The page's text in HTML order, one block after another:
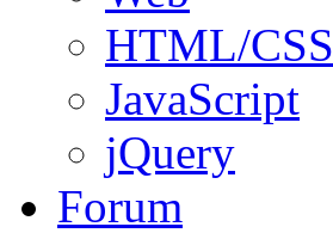
HTML/CSS
JavaScript
jQuery
Forum